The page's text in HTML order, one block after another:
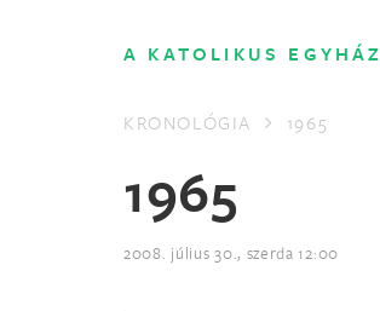
A KATOLIKUS EGYHÁZ
KRONOLÓGIA 1965
1965
2008. július 30., szerda 12:00